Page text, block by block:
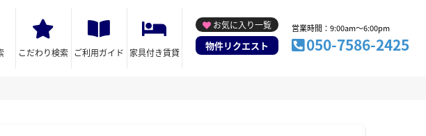
こだわり検索 ご利用ガイド 家具付き賃貸
お気に入り一覧
物件リクエスト
営業時間：9:00am～6:00pm
050-7586-2425